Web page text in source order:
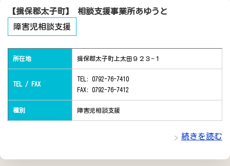
【揖保郡太子町】 相談支援事業所あゆうと
障害児相談支援
所在地 揖保郡太子町上太田９２３−１
TEL / FAX
TEL: 0792-76-7410
FAX: 0792-76-7412
種別 障害児相談支援
続きを読む